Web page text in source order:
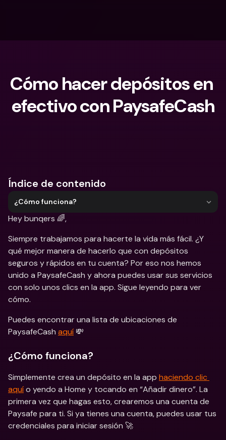
Cómo hacer depósitos en
efectivo con PaysafeCash
Índice de contenido
¿Cómo funciona?
Hey bunqers 🌈,
Siempre trabajamos para hacerte la vida más fácil. ¿Y
qué mejor manera de hacerlo que con depósitos
seguros y rápidos en tu cuenta? Por eso nos hemos
unido a PaysafeCash y ahora puedes usar sus servicios
con solo unos clics en la app. Sigue leyendo para ver
cómo.
Puedes encontrar una lista de ubicaciones de
PaysafeCash aquí 💸
¿Cómo funciona?
Simplemente crea un depósito en la app haciendo clic
aquí o yendo a Home y tocando en “Añadir dinero”. La
primera vez que hagas esto, crearemos una cuenta de
Paysafe para ti. Si ya tienes una cuenta, puedes usar tus
credenciales para iniciar sesión 🚀